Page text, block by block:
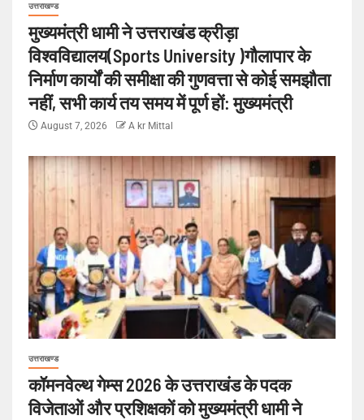
उत्तराखण्ड
मुख्यमंत्री धामी ने उत्तराखंड क्रीड़ा
विश्वविद्यालय(Sports University )गौलापार के
निर्माण कार्यों की समीक्षा की गुणवत्ता से कोई समझौता
नहीं, सभी कार्य तय समय में पूर्ण हों: मुख्यमंत्री
August 7, 2026 A kr Mittal
उत्तराखण्ड
कॉमनवेल्थ गेम्स 2026 के उत्तराखंड के पदक
विजेताओं और प्रशिक्षकों को मुख्यमंत्री धामी ने